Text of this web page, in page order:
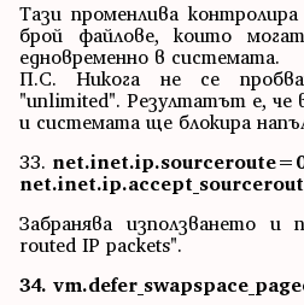
Тази променлива
брой файлове, които
едновременно в системата.
П.С. Никога не се
"unlimited". Резултатът е,
и системата ще блокира
33.
Забранява използването и
routed IP packets".
34.